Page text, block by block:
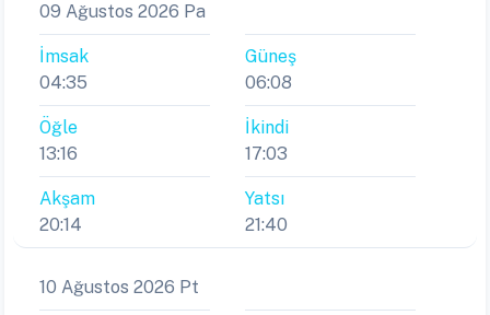
09 Ağustos 2026 Pa
İmsak
04:35
Güneş
06:08
Öğle
13:16
İkindi
17:03
Akşam
20:14
Yatsı
21:40
10 Ağustos 2026 Pt